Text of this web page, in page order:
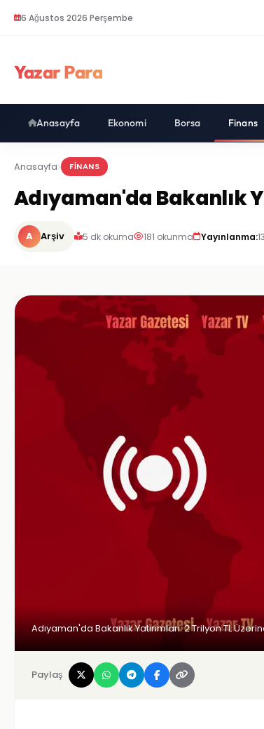
6 Ağustos 2026 Perşembe
Yazar Para
Anasayfa Ekonomi Borsa Finans
Anasayfa FINANS
Adıyaman'da Bakanlık
A Arşiv 5 dk okuma 181 okunma Yayınlanma:
Adıyaman'da Bakanlık Yatırımları: 2 Trilyon TL
Paylaş